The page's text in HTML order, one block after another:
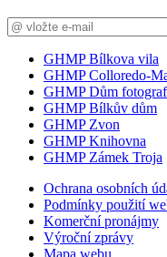
GHMP Bílkova vila
GHMP Colloredo-
GHMP Dům
GHMP Bílkův dům
GHMP Zvon
GHMP Knihovna
GHMP Zámek Troja
Ochrana osobních
Podmínky použití
Komerční pronájmy
Výroční zprávy